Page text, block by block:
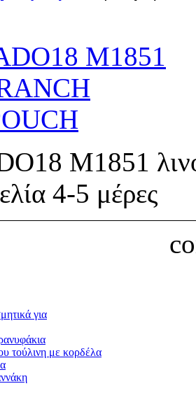
M1851
4-5 μέρες
για
τούλινη με κορδέλα